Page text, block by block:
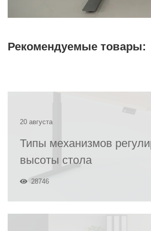
Рекомендуемые товары:
20 августа
Типы механизмов
высоты стола
28746